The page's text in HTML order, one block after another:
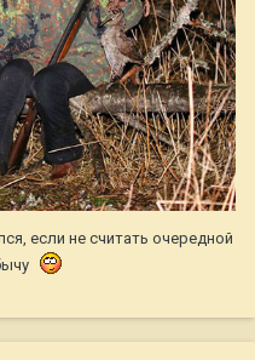
если не считать очередной